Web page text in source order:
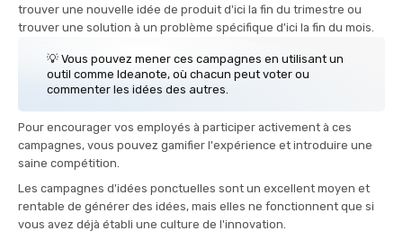
trouver une nouvelle idée de produit d'ici la fin du trimestre ou
trouver une solution à un problème spécifique d'ici la fin du mois.
💡 Vous pouvez mener ces campagnes en utilisant un
outil comme Ideanote, où chacun peut voter ou
commenter les idées des autres.
Pour encourager vos employés à participer activement à ces
campagnes, vous pouvez gamifier l'expérience et introduire une
saine compétition.
Les campagnes d'idées ponctuelles sont un excellent moyen et
rentable de générer des idées, mais elles ne fonctionnent que si
vous avez déjà établi une culture de l'innovation.